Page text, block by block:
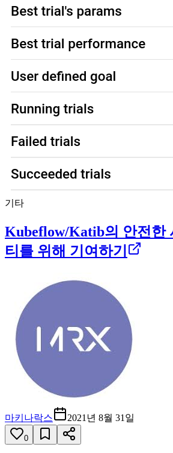
기타
Kubeflow/Katib의 안전한
티를 위해 기여하기
마키나락스 2021년 8월 31일
0